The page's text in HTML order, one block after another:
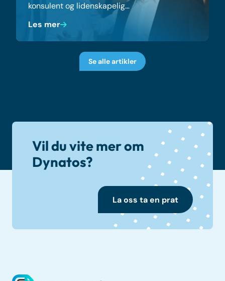
konsulent og lidenskapelig…
Les mer
Se alle artikler
Vil du vite mer om
Dynatos?
La oss ta en prat